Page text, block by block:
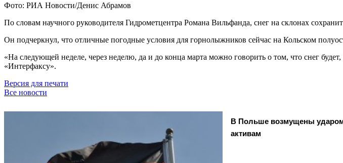
Фото: РИА Новости/Денис Абрамов
По словам научного руководителя Гидрометцентра Романа Вильфанда, снег на склонах
Он подчеркнул, что отличные погодные условия для горнолыжников сейчас на Кольском
«На следующей неделе, через неделю, да и до конца марта можно говорить о том, что снег
«Интерфаксу».
Версия для печати
Все новости
В Польше возмущены
активам